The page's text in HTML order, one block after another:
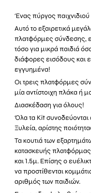
Ένας πύργος
Αυτό το εξαιρετικά
πλατφόρμες σύνδεσης,
τόσο για μικρά παιδιά
διάφορες εισόδους και
εγγυημένα!
Οι τρεις πλατφόρμες
μία αντίστοιχη πλάκα ή
Διασκέδαση για όλους!
Όλα τα Kit
Ξυλεία, αρίστης
Τα κουτιά των
κατασκευής
και 1.5μ. Επίσης ο
να προστίθενται
αριθμός των παιδιών.